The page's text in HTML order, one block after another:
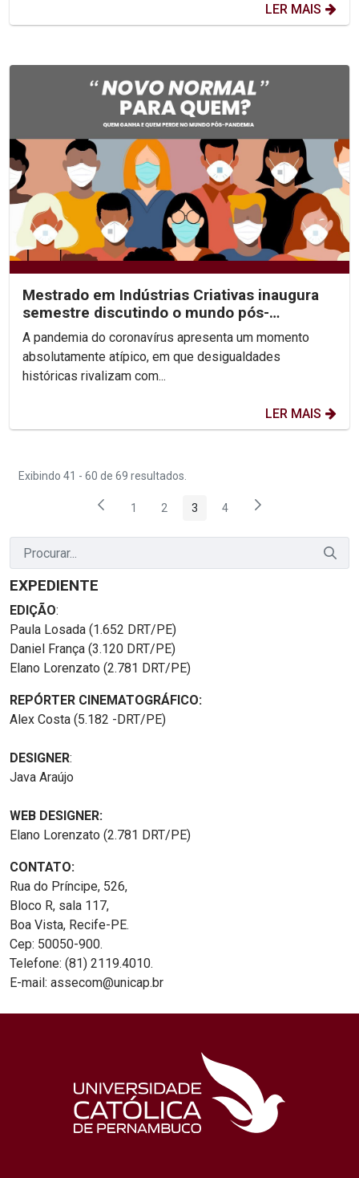
LER MAIS
Mestrado em Indústrias Criativas inaugura
semestre discutindo o mundo pós-
pandemia
A pandemia do coronavírus apresenta um momento
absolutamente atípico, em que desigualdades
históricas rivalizam com...
LER MAIS
Exibindo 41 - 60 de 69 resultados.
Página
1 Página
2 Página
3 Página
4
EXPEDIENTE
EDIÇÃO:
Paula Losada (1.652 DRT/PE)
Daniel França (3.120 DRT/PE)
Elano Lorenzato (2.781 DRT/PE)
REPÓRTER CINEMATOGRÁFICO:
Alex Costa (5.182 -DRT/PE)
DESIGNER:
Java Araújo
WEB DESIGNER:
Elano Lorenzato (2.781 DRT/PE)
CONTATO:
Rua do Príncipe, 526,
Bloco R, sala 117,
Boa Vista, Recife-PE.
Cep: 50050-900.
Telefone: (81) 2119.4010.
E-mail: assecom@unicap.br